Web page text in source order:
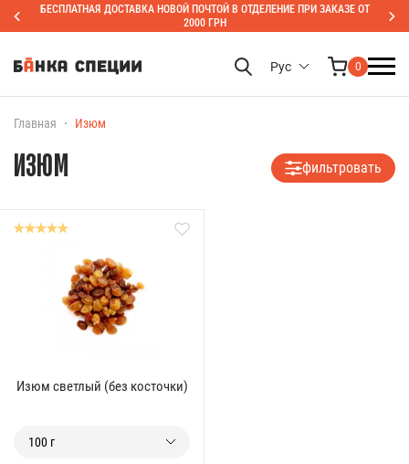
БЕСПЛАТНАЯ ДОСТАВКА НОВОЙ ПОЧТОЙ В ОТДЕЛЕНИЕ ПРИ ЗАКАЗЕ ОТ
2000 ГРН
Рус 0
Главная Изюм
ИЗЮМ фильтровать
Изюм светлый (без косточки)
100 г